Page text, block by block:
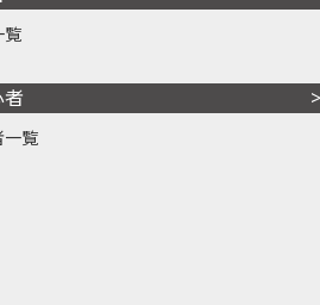
覧
一覧